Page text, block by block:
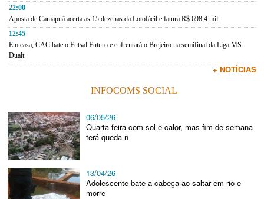
22:00
Aposta de Camapuã acerta as 15 dezenas da Lotofácil e fatura R$ 698,4 mil
12:45
Em casa, CAC bate o Futsal Futuro e enfrentará o Brejeiro na semifinal da Liga MS
Dualt
+ NOTÍCIAS
INFOCOMS SOCIAL
06/05/26
Quarta-feira com sol e calor, mas fim de semana
terá queda n
13/04/26
Adolescente bate a cabeça ao saltar em rio e
morre